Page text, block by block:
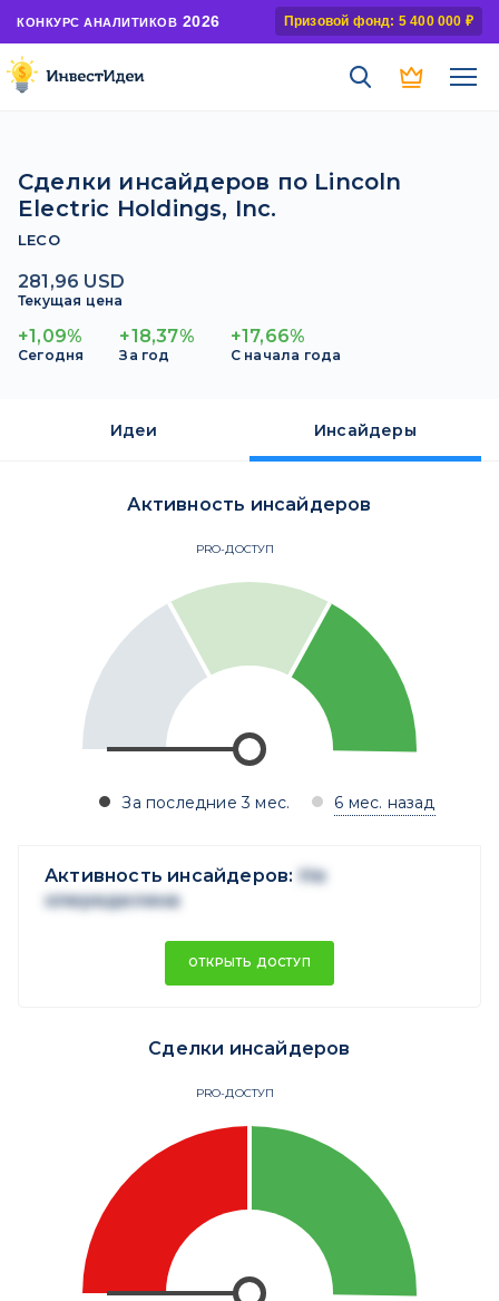
КОНКУРС АНАЛИТИКОВ 2026 Призовой фонд: 5 400 000 ₽
Сделки инсайдеров по Lincoln
Electric Holdings, Inc.
LECO
281,96 USD
Текущая цена
+1,09%
Сегодня
+18,37%
За год
+17,66%
С начала года
Идеи Инсайдеры
Активность инсайдеров
PRO-ДОСТУП
За последние 3 мес. 6 мес. назад
Активность инсайдеров: Не
опеределена
ОТКРЫТЬ ДОСТУП
Сделки инсайдеров
PRO-ДОСТУП